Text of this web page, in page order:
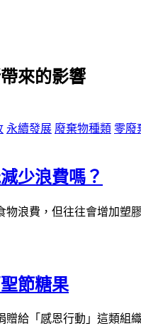
來的影響
永續發展 廢棄物種類 零廢
少浪費嗎？
浪費，但往往會增加塑
節糖果
給「感恩行動」這類組